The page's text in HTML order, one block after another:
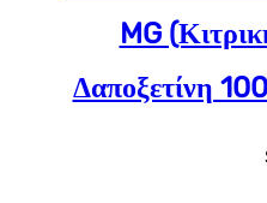
MG
Δαποξετίνη